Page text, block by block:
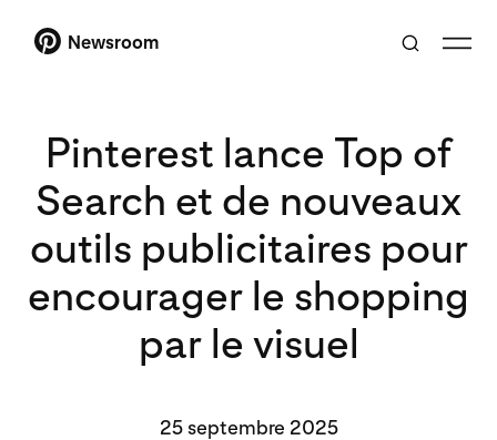
Newsroom
Pinterest lance Top of
Search et de nouveaux
outils publicitaires pour
encourager le shopping
par le visuel
25 septembre 2025